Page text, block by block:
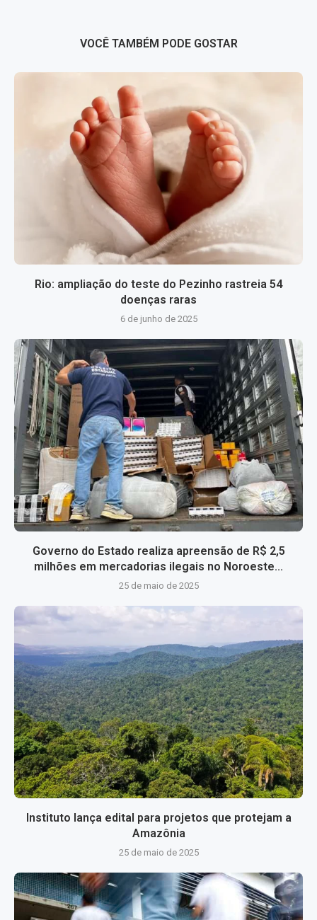
VOCÊ TAMBÉM PODE GOSTAR
Rio: ampliação do teste do Pezinho rastreia 54
doenças raras
6 de junho de 2025
Governo do Estado realiza apreensão de R$ 2,5
milhões em mercadorias ilegais no Noroeste...
25 de maio de 2025
Instituto lança edital para projetos que protejam a
Amazônia
25 de maio de 2025